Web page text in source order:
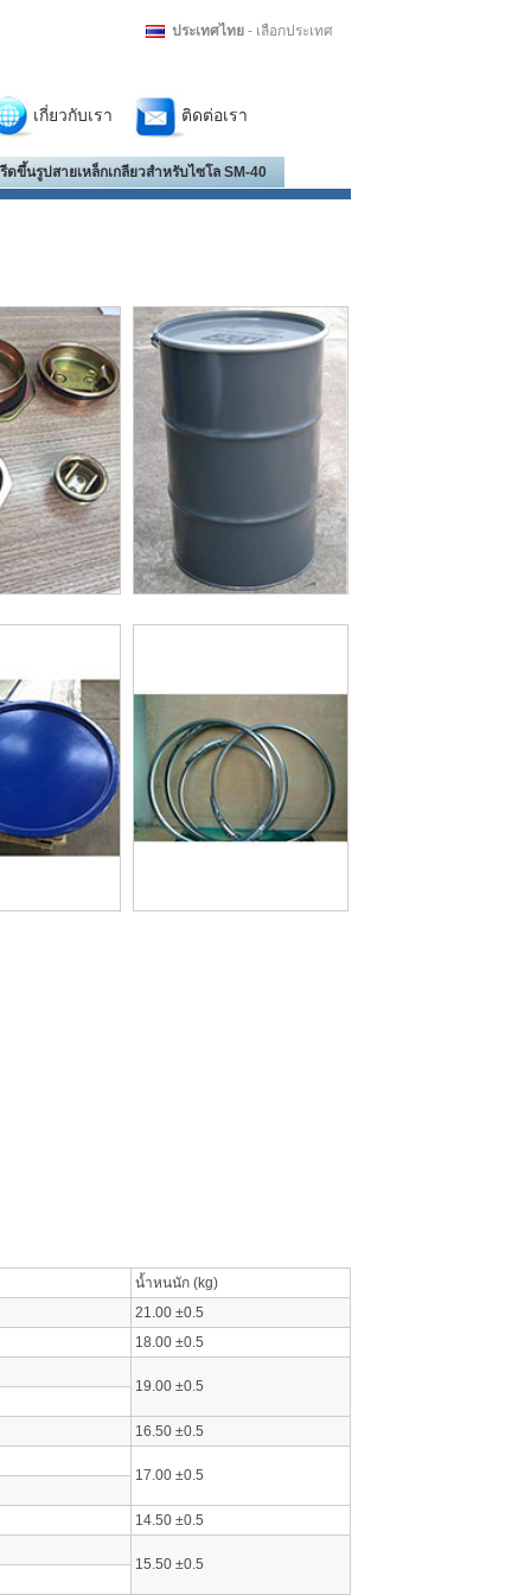
ประเทศไทย - เลือกประเทศ
เกี่ยวกับเรา ติดต่อเรา
รีดขึ้นรูปสายเหล็กเกลียวสำหรับไซโล SM-40
น้ำหนนัก (kg)
21.00 ±0.5
18.00 ±0.5
19.00 ±0.5
16.50 ±0.5
17.00 ±0.5
14.50 ±0.5
15.50 ±0.5